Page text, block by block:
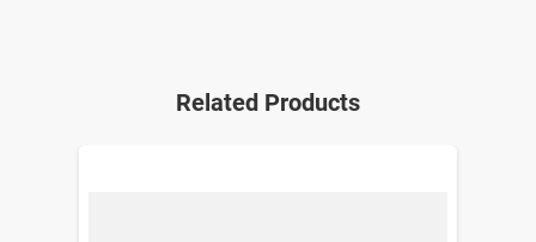
Related Products